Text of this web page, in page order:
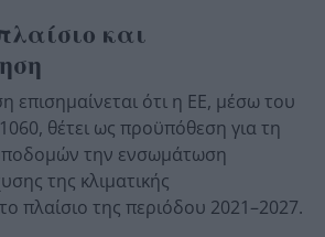
και
επισημαίνεται ότι η ΕΕ, μέσω του
θέτει ως προϋπόθεση για τη
την ενσωμάτωση
της κλιματικής
πλαίσιο της περιόδου 2021–2027.